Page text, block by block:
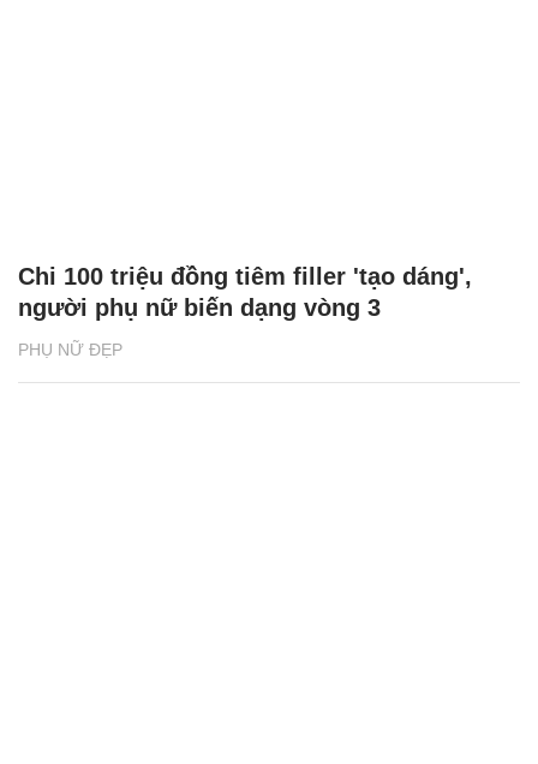
PHỤ NỮ ĐẸP
Chi 100 triệu đồng tiêm filler 'tạo dáng',
người phụ nữ biến dạng vòng 3